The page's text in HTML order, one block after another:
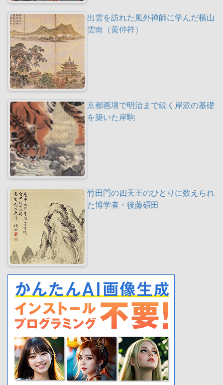
出雲を訪れた風外禅師に学んだ横山
雲南（黄仲祥）
京都画壇で明治まで続く岸派の基礎
を築いた岸駒
竹田門の四天王のひとりに数えられ
た博学者・後藤碩田